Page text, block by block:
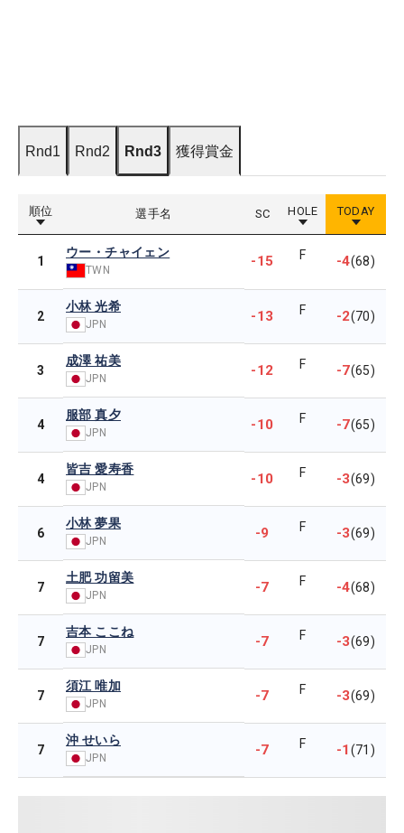
Rnd1 Rnd2 Rnd3 獲得賞金
順位 選手名 SC HOLE TODAY
1
ウー・チャイェン
TWN
-15 F -4(68)
2
小林 光希
JPN -13 F -2(70)
3
成澤 祐美
JPN -12 F -7(65)
4
服部 真夕
JPN -10 F -7(65)
4
皆吉 愛寿香
JPN -10 F -3(69)
6
小林 夢果
JPN -9 F -3(69)
7
土肥 功留美
JPN -7 F -4(68)
7
吉本 ここね
JPN -7 F -3(69)
7
須江 唯加
JPN -7 F -3(69)
7
沖 せいら
JPN -7 F -1(71)